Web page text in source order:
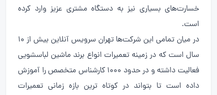
خسارت‌های بسیاری نیز به دستگاه مشتری عزیز وارد کرده
است.
در میان تمامی این شرکت‌ها تهران سرویس آنلاین بیش از ۱۰
سال است که در زمینه تعمیرات انواع برند ماشین لباسشویی
فعالیت داشته و در حدود ۱۰۰۰ کارشناس متخصص را آموزش
داده است تا بتواند در کوتاه ترین بازه زمانی تعمیرات